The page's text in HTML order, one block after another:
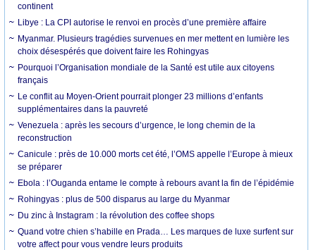
continent
Libye : La CPI autorise le renvoi en procès d’une première affaire
Myanmar. Plusieurs tragédies survenues en mer mettent en lumière les
choix désespérés que doivent faire les Rohingyas
Pourquoi l’Organisation mondiale de la Santé est utile aux citoyens
français
Le conflit au Moyen-Orient pourrait plonger 23 millions d’enfants
supplémentaires dans la pauvreté
Venezuela : après les secours d’urgence, le long chemin de la
reconstruction
Canicule : près de 10.000 morts cet été, l’OMS appelle l’Europe à mieux
se préparer
Ebola : l’Ouganda entame le compte à rebours avant la fin de l’épidémie
Rohingyas : plus de 500 disparus au large du Myanmar
Du zinc à Instagram : la révolution des coffee shops
Quand votre chien s’habille en Prada… Les marques de luxe surfent sur
votre affect pour vous vendre leurs produits